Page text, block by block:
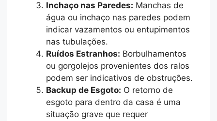
Inchaço nas Paredes: Manchas de
água ou inchaço nas paredes podem
indicar vazamentos ou entupimentos
nas tubulações.
Ruídos Estranhos: Borbulhamentos
ou gorgolejos provenientes dos ralos
podem ser indicativos de obstruções.
Backup de Esgoto: O retorno de
esgoto para dentro da casa é uma
situação grave que requer